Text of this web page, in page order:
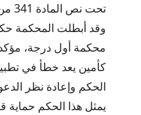
تحت نص المادة 341 من قانون العقوبات.
وقد أبطلت المحكمة
محكمة أول درجة،
كأمين يعد خطأ في
الحكم وإعادة نظر
يمثل هذا الحكم حماية